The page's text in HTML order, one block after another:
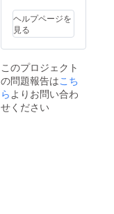
ヘルプページを
見る
このプロジェクト
の問題報告はこち
らよりお問い合わ
せください